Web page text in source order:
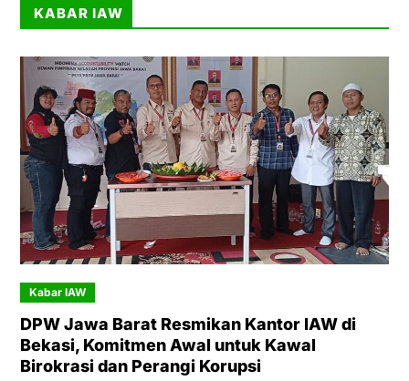
KABAR IAW
Kabar IAW
DPW Jawa Barat Resmikan Kantor IAW di
Bekasi, Komitmen Awal untuk Kawal
Birokrasi dan Perangi Korupsi